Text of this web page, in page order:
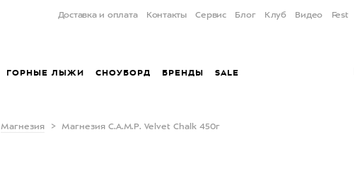
Доставка и оплата Контакты Сервис Блог Клуб Видео Fest
ГОРНЫЕ ЛЫЖИ СНОУБОРД БРЕНДЫ SALE
Магнезия Магнезия C.A.M.P. Velvet Chalk 450г